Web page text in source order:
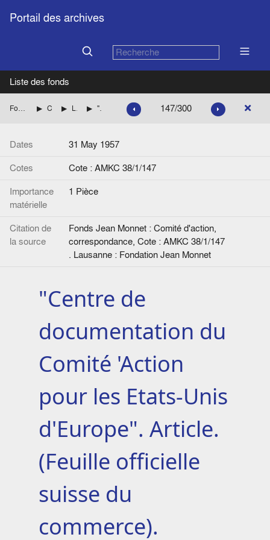
Portail des archives
Liste des fonds
Fonds Jean Monnet : Comité d'action, correspondance Liste des personnalités et Correspondance avec Henri RIEBEN jusqu'en 1960 inclus. "Centre de documentation du Comité 'Action pour les Etats-Unis d'Europe". Article. (Feuille officielle suisse du commerce). 147/300
Dates
31 May 1957
Cotes
Cote : AMKC 38/1/147
Importance
matérielle
1 Pièce
Citation de
la source
Fonds Jean Monnet : Comité d'action,
correspondance, Cote : AMKC 38/1/147
. Lausanne : Fondation Jean Monnet
"Centre de
documentation du
Comité 'Action
pour les Etats-Unis
d'Europe". Article.
(Feuille officielle
suisse du
commerce).